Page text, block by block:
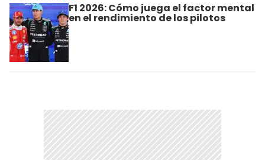
F1 2026: Cómo juega el factor mental
en el rendimiento de los pilotos